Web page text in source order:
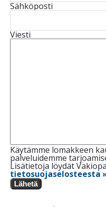
Sähköposti
Viesti
Käytämme lomakkeen
palveluidemme
Lisätietoja löydät
tietosuojaselosteesta
Lähetä